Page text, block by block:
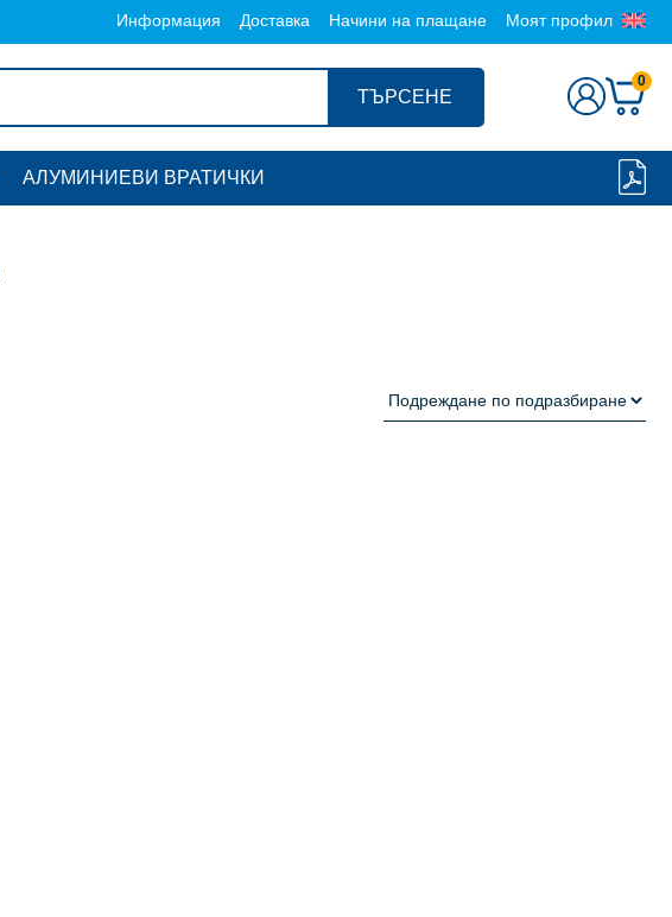
Информация Доставка Начини на плащане Моят профил
ТЪРСЕНЕ
0
АЛУМИНИЕВИ ВРАТИЧКИ